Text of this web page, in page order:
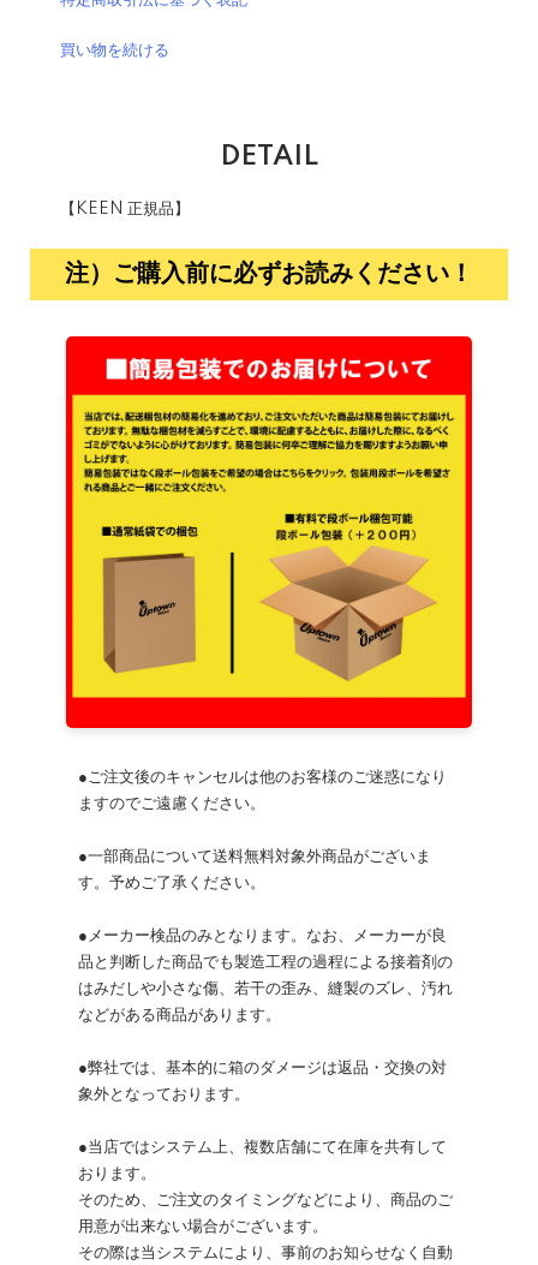
買い物を続ける
DETAIL
【KEEN 正規品】
注）ご購入前に必ずお読みください！
●ご注文後のキャンセルは他のお客様のご迷惑になり
ますのでご遠慮ください。
●一部商品について送料無料対象外商品がございま
す。予めご了承ください。
●メーカー検品のみとなります。なお、メーカーが良
品と判断した商品でも製造工程の過程による接着剤の
はみだしや小さな傷、若干の歪み、縫製のズレ、汚れ
などがある商品があります。
●弊社では、基本的に箱のダメージは返品・交換の対
象外となっております。
●当店ではシステム上、複数店舗にて在庫を共有して
おります。
そのため、ご注文のタイミングなどにより、商品のご
用意が出来ない場合がございます。
その際は当システムにより、事前のお知らせなく自動